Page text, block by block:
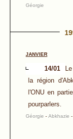
Géorgie
JANVIER
14/01
la région
l'ONU en
pourparlers.
Géorgie - Abkhazie -